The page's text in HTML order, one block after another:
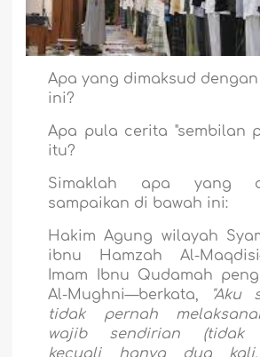
Apa yang dimaksud dengan
ini?
Apa pula cerita "sembilan
itu?
Simaklah apa yang
sampaikan di bawah ini:
Hakim Agung wilayah
ibnu Hamzah Al-
Imam Ibnu Qudamah
Al-Mughni—berkata,
"Aku
tidak pernah
wajib sendirian (tidak
kecuali hanya dua